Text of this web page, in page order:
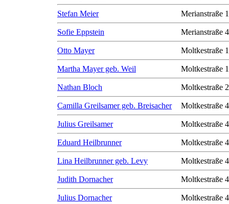
Stefan Meier Merianstraße
Sofie Eppstein Merianstraße
Otto Mayer Moltkestraße
Martha Mayer geb. Weil Moltkestraße
Nathan Bloch Moltkestraße
Camilla Greilsamer geb. Breisacher Moltkestraße
Julius Greilsamer Moltkestraße
Eduard Heilbrunner Moltkestraße
Lina Heilbrunner geb. Levy Moltkestraße
Judith Dornacher Moltkestraße
Julius Dornacher Moltkestraße